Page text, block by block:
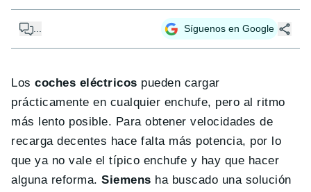
... Síguenos en Google
Loscoches eléctricos pueden cargar
prácticamente en cualquier enchufe, pero al ritmo
más lento posible. Para obtener velocidades de
recarga decentes hace falta más potencia, por lo
que ya no vale el típico enchufe y hay que hacer
alguna reforma.Siemens ha buscado una solución